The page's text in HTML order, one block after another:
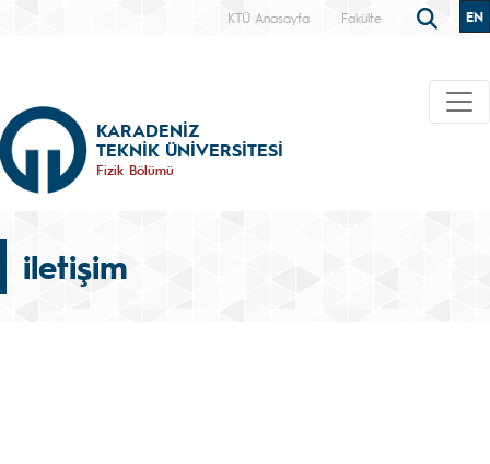
KTÜ Anasayfa Fakülte EN
KARADENİZ
TEKNİK ÜNİVERSİTESİ
Fizik Bölümü
iletişim